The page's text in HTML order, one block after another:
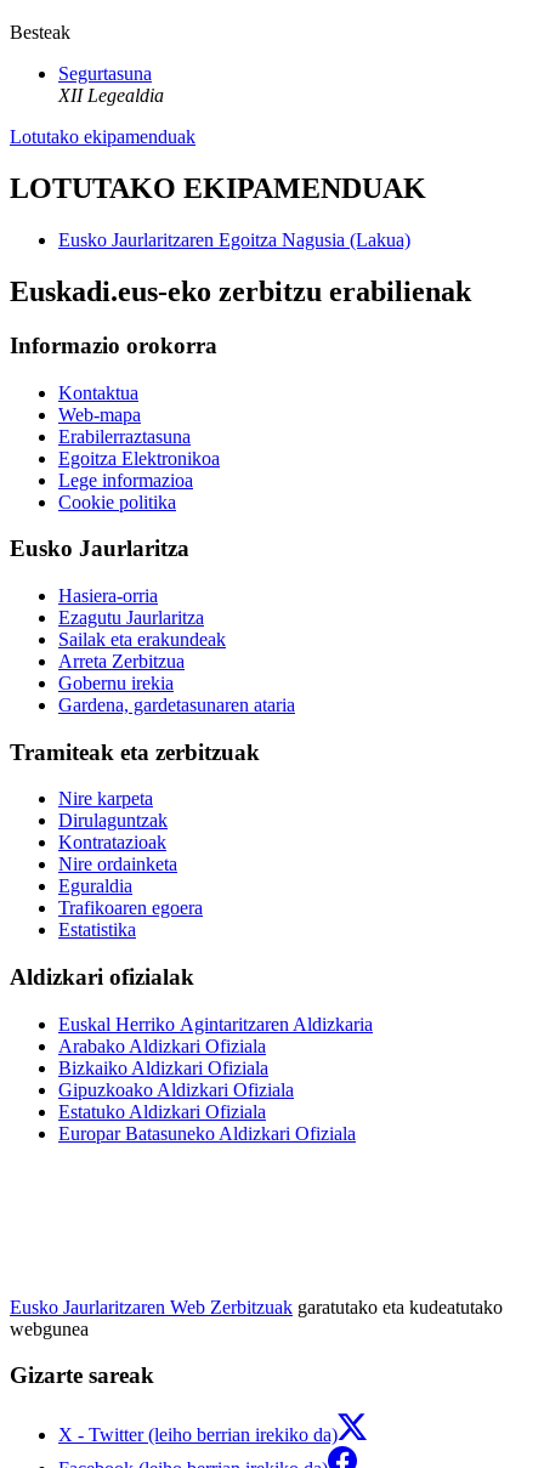
Besteak
Segurtasuna
XII Legealdia
Lotutako ekipamenduak
LOTUTAKO EKIPAMENDUAK
Eusko Jaurlaritzaren Egoitza Nagusia (Lakua)
Euskadi.eus-eko zerbitzu erabilienak
Informazio orokorra
Kontaktua
Web-mapa
Erabilerraztasuna
Egoitza Elektronikoa
Lege informazioa
Cookie politika
Eusko Jaurlaritza
Hasiera-orria
Ezagutu Jaurlaritza
Sailak eta erakundeak
Arreta Zerbitzua
Gobernu irekia
Gardena, gardetasunaren ataria
Tramiteak eta zerbitzuak
Nire karpeta
Dirulaguntzak
Kontratazioak
Nire ordainketa
Eguraldia
Trafikoaren egoera
Estatistika
Aldizkari ofizialak
Euskal Herriko Agintaritzaren Aldizkaria
Arabako Aldizkari Ofiziala
Bizkaiko Aldizkari Ofiziala
Gipuzkoako Aldizkari Ofiziala
Estatuko Aldizkari Ofiziala
Europar Batasuneko Aldizkari Ofiziala
Eusko Jaurlaritzaren Web Zerbitzuak garatutako eta kudeatutako
webgunea
Gizarte sareak
X - Twitter (leiho berrian irekiko da)